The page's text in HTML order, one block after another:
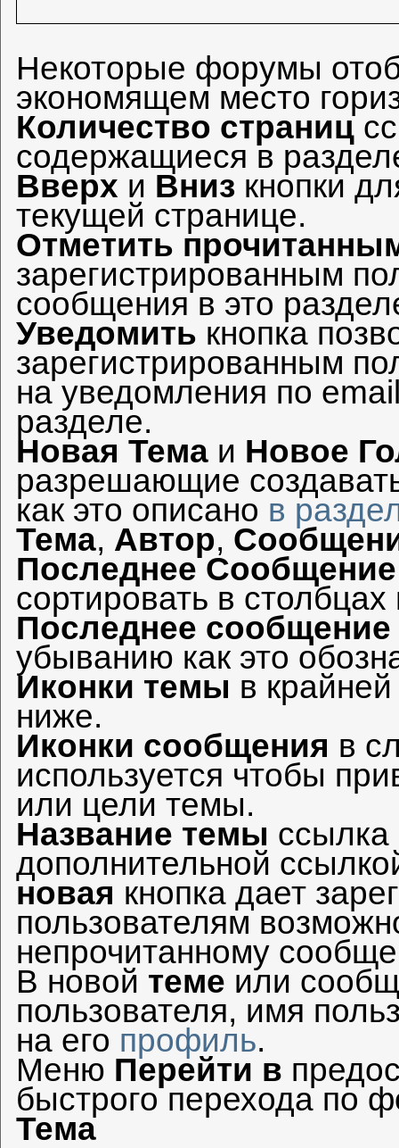
Некоторые форумы
экономящем место
Количество страниц
содержащиеся в
Вверх и Вниз кнопки
текущей странице.
Отметить
зарегистрированным
сообщения в это
Уведомить кнопка
зарегистрированным
на уведомления по
разделе.
Новая Тема и Новое
разрешающие
как это описано в
Тема, Автор,
Последнее Сообщение
сортировать в
Последнее сообщение
убыванию как это
Иконки темы в
ниже.
Иконки сообщения в
используется чтобы
или цели темы.
Название темы
дополнительной
новая кнопка дает
пользователям
непрочитанному
В новой теме или
пользователя, имя
на его профиль.
Меню Перейти в
быстрого перехода по
Тема